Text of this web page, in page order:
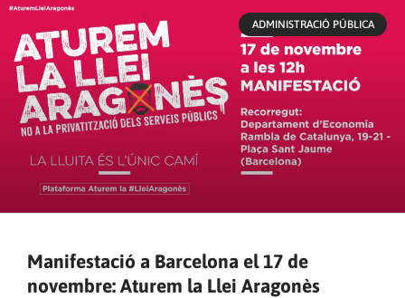
ADMINISTRACIÓ PÚBLICA
Manifestació a Barcelona el 17 de
novembre: Aturem la Llei Aragonès